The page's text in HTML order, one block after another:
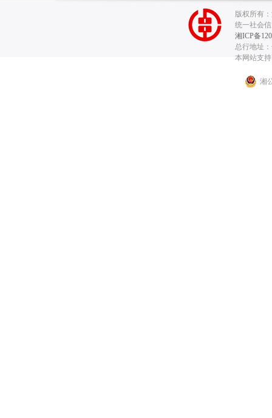
版权所有
统一社会信
湘ICP备
总行地址
本网站支
湘